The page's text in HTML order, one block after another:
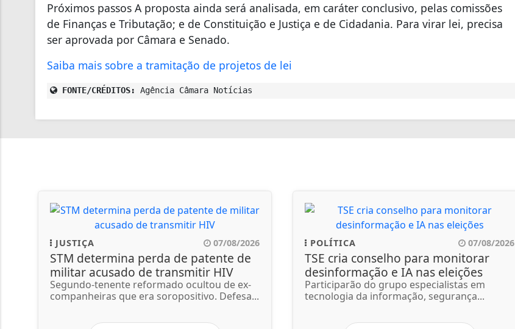
Próximos passos A proposta ainda será analisada, em caráter conclusivo, pelas comissões
de Finanças e Tributação; e de Constituição e Justiça e de Cidadania. Para virar lei, precisa
ser aprovada por Câmara e Senado.
Saiba mais sobre a tramitação de projetos de lei
FONTE/CRÉDITOS: Agência Câmara Notícias
JUSTIÇA 07/08/2026
STM determina perda de patente de
militar acusado de transmitir HIV
Segundo-tenente reformado ocultou de ex-
companheiras que era soropositivo. Defesa...
POLÍTICA 07/08/2026
TSE cria conselho para monitorar
desinformação e IA nas eleições
Participarão do grupo especialistas em
tecnologia da informação, segurança...